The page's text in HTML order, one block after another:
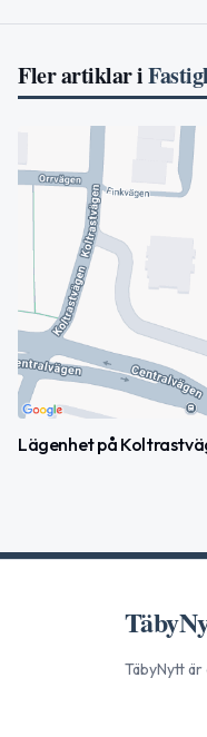
Fler artiklar i
Lägenhet på
TäbyNyttär